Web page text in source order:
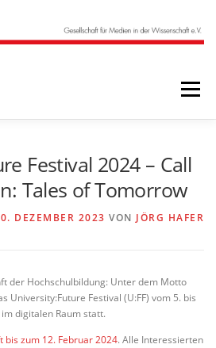
Menü
Festival 2024 – Call
Tales of Tomorrow
DEZEMBER 2023 VON JÖRG HAFER
der Hochschulbildung: Unter dem Motto
University:Future Festival (U:FF) vom 5. bis
digitalen Raum statt.
zum 12. Februar 2024. Alle Interessierten